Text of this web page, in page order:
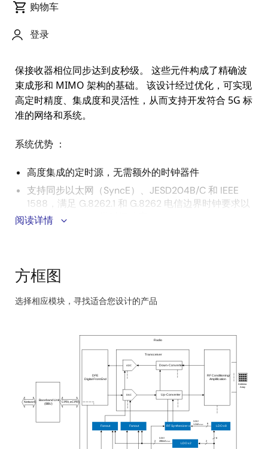
购物车
登录
述
该款全新的增强型“通用公共无线电接口（eCPRI）大规
要低相位噪声和杂散性能，以避免信道阻塞和干扰。 该
保接收器相位同步达到皮秒级。 这些元件构成了精确波
束成形和 MIMO 架构的基础。 该设计经过优化，可实现
高定时精度、集成度和灵活性，从而支持开发符合 5G 标
准的网络和系统。
系统优势 ：
高度集成的定时源，无需额外的时钟器件
支持同步以太网（SyncE）、JESD204B/C 和 IEEE
1588，满足 G.8262.1 和 G.8262 电信边界时钟要求以
及 G.8273.2 C/D 类时间精度
阅读详情
方框图
选择相应模块，寻找适合您设计的产品
Baseband Unit
(BBU)
DFE
Digital Front End
Radio
CPRI, eCPRI
Network
Transceiver
3.3V/
286mAmax
8
2
2
3.3V/
1.24Amax 8
Antenna
Array
Fanout Fanout LDO x8
LDO x2
RF Conditioning/
Amplification
RF Synthesizer x8
ADC Down-Converter
DAC Up-Converter